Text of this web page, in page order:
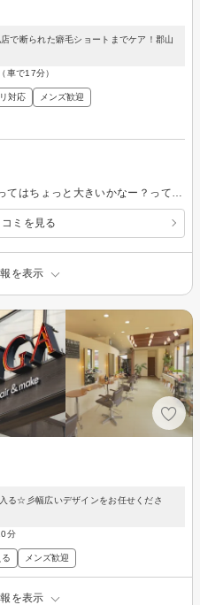
で断られた癖毛ショートまでケア！郡山
車で17分）
対応 メンズ歓迎
ミを見る
を表示
る☆彡幅広いデザインをお任せくださ
分
メンズ歓迎
を表示